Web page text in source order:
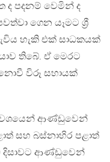
ද පදනම් වෙමින් ද
ගෙන යෑමට ශ්‍රී
හැකි එක් සාධකයක්
තිබේ. ඒ මෙරට
නොවී විරූ සහායක්
වශයෙන් ආණ්ඩුවෙන්
සහ බස්නාහිර පළාත්
දිසාවට ආණ්ඩුවෙන්